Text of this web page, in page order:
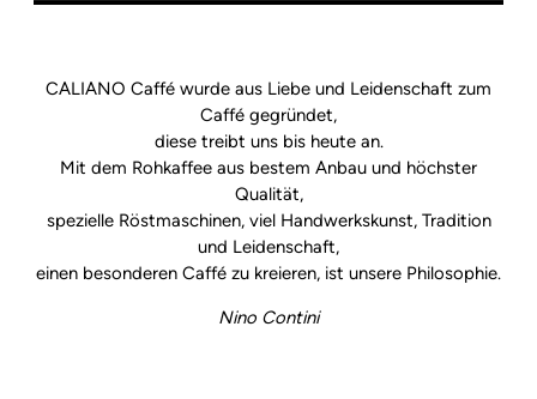
CALIANO Caffé wurde aus Liebe und Leidenschaft zum
Caffé gegründet,
diese treibt uns bis heute an.
Mit dem Rohkaffee aus bestem Anbau und höchster
Qualität,
spezielle Röstmaschinen, viel Handwerkskunst, Tradition
und Leidenschaft,
einen besonderen Caffé zu kreieren, ist unsere Philosophie.
Nino Contini